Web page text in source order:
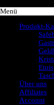
Menü
Produkt-
Etuis
Über uns
Affiliates
Account